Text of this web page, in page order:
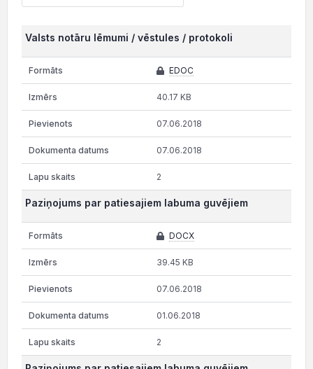
Valsts notāru lēmumi / vēstules / protokoli
EDOC
40.17 KB
07.06.2018
07.06.2018
2
Paziņojums par patiesajiem labuma guvējiem
DOCX
39.45 KB
07.06.2018
01.06.2018
2